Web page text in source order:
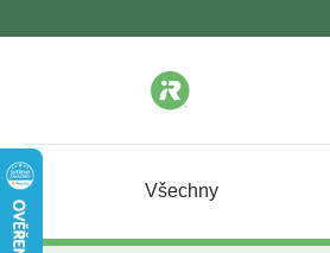
Všechny